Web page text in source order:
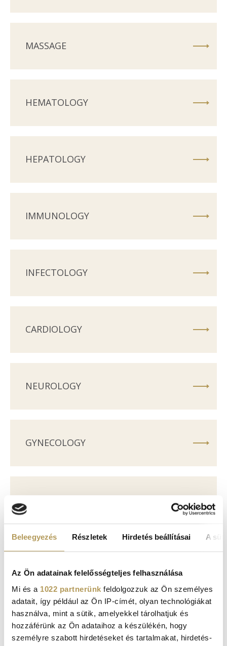
Beleegyezés Részletek Hirdetés beállításai A
Az Ön adatainak felelősségteljes felhasználása
Mi és a 1022 partnerünk feldolgozzuk az Ön személyes
adatait, így például az Ön IP-címét, olyan technológiákat
használva, mint a sütik, amelyekkel tárolhatjuk és
hozzáférünk az Ön adataihoz a készülékén, hogy
személyre szabott hirdetéseket és tartalmakat, hirdetés-
MASSAGE
HEMATOLOGY
HEPATOLOGY
IMMUNOLOGY
INFECTOLOGY
CARDIOLOGY
NEUROLOGY
GYNECOLOGY
ORTHOPEDIC CENTER
MEDICAL AESTHETICS
PLASTIC SURGERY